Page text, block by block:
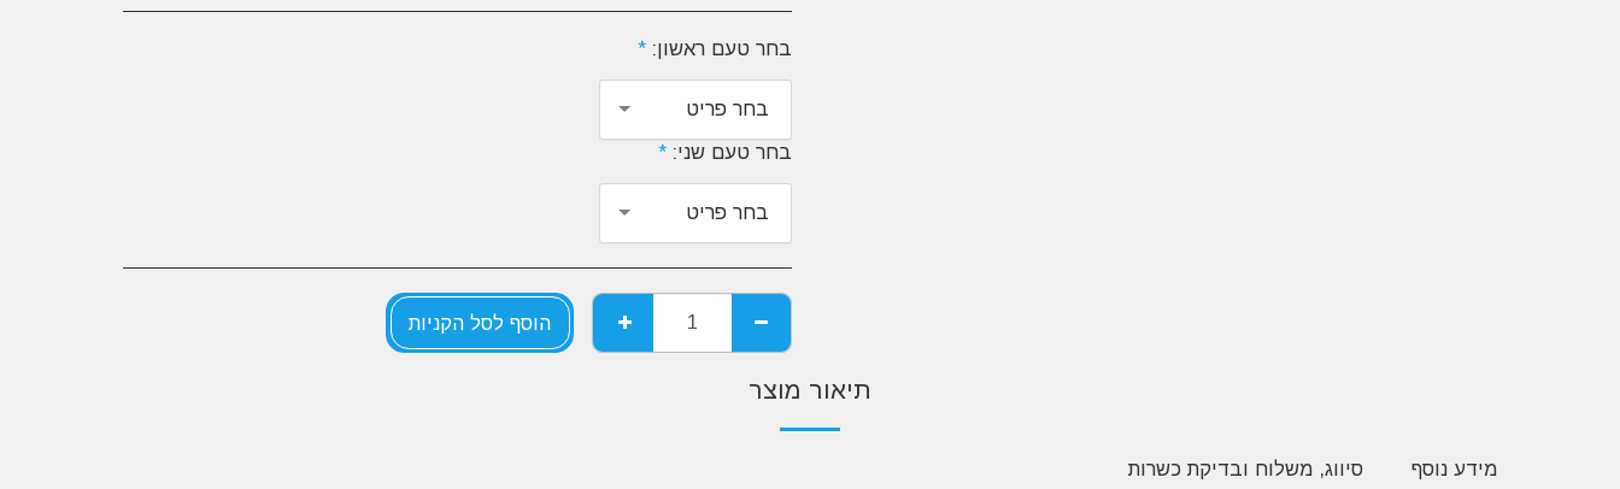
בחר טעם ראשון: *
בחר פריט
בחר טעם שני: *
בחר פריט
הוסף לסל הקניות
תיאור מוצר
מידע נוסף סיווג, משלוח ובדיקת כשרות